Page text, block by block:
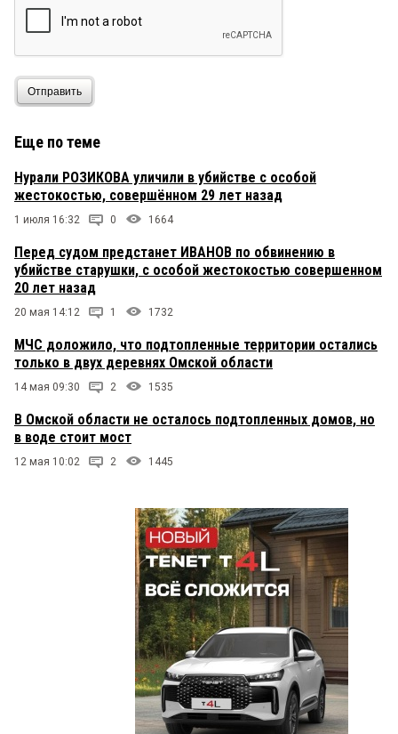
Отправить
Еще по теме
Нурали РОЗИКОВА уличили в убийстве с особой
жестокостью, совершённом 29 лет назад
1 июля 16:32 0 1664
Перед судом предстанет ИВАНОВ по обвинению в
убийстве старушки, с особой жестокостью совершенном
20 лет назад
20 мая 14:12 1 1732
МЧС доложило, что подтопленные территории остались
только в двух деревнях Омской области
14 мая 09:30 2 1535
В Омской области не осталось подтопленных домов, но
в воде стоит мост
12 мая 10:02 2 1445